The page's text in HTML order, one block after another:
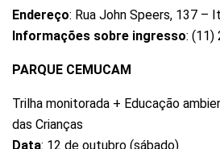
Endereço: Rua John Speers, 137 –
Informações sobre ingresso: (11)
PARQUE CEMUCAM
Trilha monitorada + Educação
das Crianças
Data: 12 de outubro (sábado)